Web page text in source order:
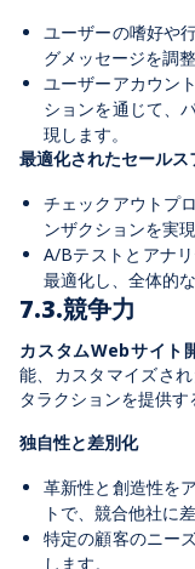
ユーザーの嗜好や
グメッセージを調整
ユーザーアカウン
ションを通じて、
現します。
最適化されたセールス
チェックアウトプ
ンザクションを実
A/Bテストとアナ
最適化し、全体的
7.3.競争力
カスタムWebサイト
能、カスタマイズさ
タラクションを提供す
独自性と差別化
革新性と創造性を
トで、競合他社に
特定の顧客のニー
します。